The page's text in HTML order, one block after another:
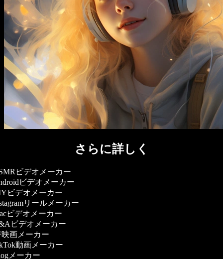
さらに詳しく
ビデオメーカー
ビデオメーカー
ビデオメーカー
リールメーカー
ビデオメーカー
ビデオメーカー
画メーカー
動画メーカー
メーカー